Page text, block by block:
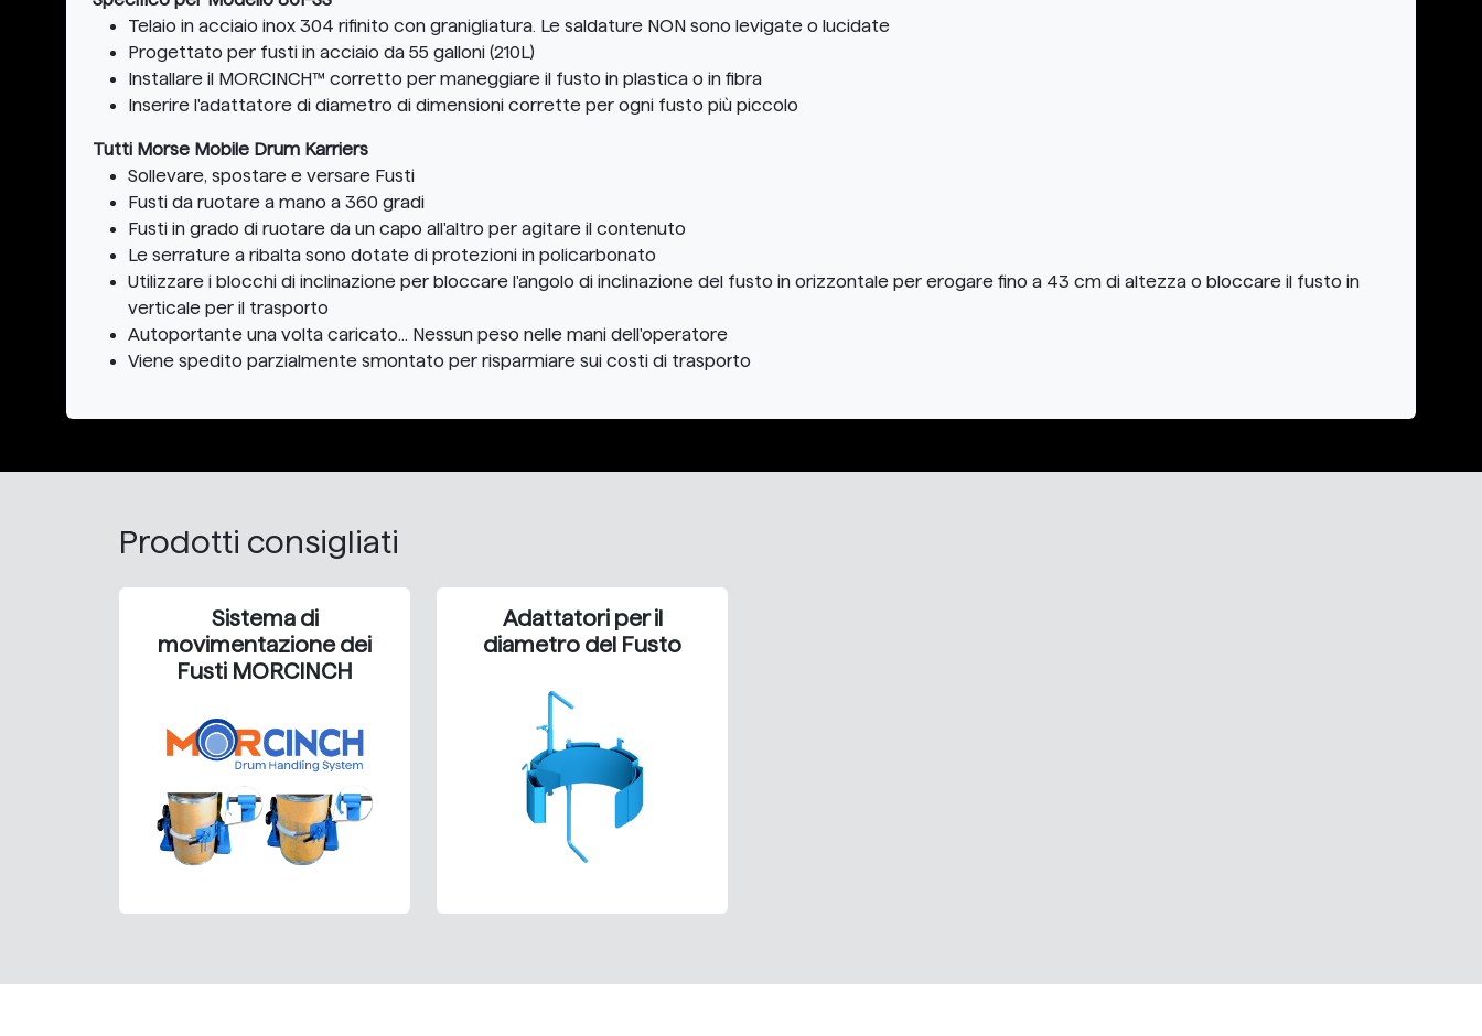
Telaio in acciaio inox 304 rifinito con granigliatura. Le saldature NON sono levigate o lucidate
Progettato per fusti in acciaio da 55 galloni (210L)
Installare il MORCINCH™ corretto per maneggiare il fusto in plastica o in fibra
Inserire l'adattatore di diametro di dimensioni corrette per ogni fusto più piccolo
Tutti Morse Mobile Drum Karriers
Sollevare, spostare e versare Fusti
Fusti da ruotare a mano a 360 gradi
Fusti in grado di ruotare da un capo all'altro per agitare il contenuto
Le serrature a ribalta sono dotate di protezioni in policarbonato
Utilizzare i blocchi di inclinazione per bloccare l'angolo di inclinazione del fusto in orizzontale per erogare fino a 43 cm di altezza o bloccare il fusto in
verticale per il trasporto
Autoportante una volta caricato... Nessun peso nelle mani dell'operatore
Viene spedito parzialmente smontato per risparmiare sui costi di trasporto
Prodotti consigliati
Sistema di
movimentazione dei
Fusti MORCINCH
Adattatori per il
diametro del Fusto